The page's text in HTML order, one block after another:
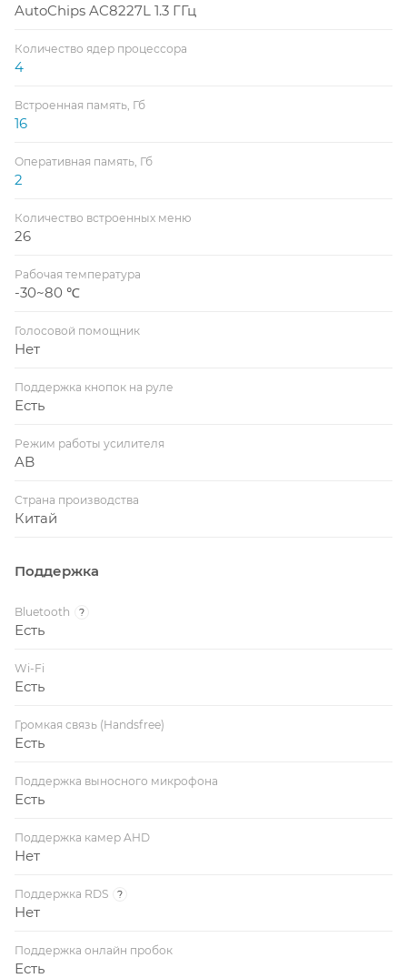
AutoChips AC8227L 1.3 ГГц
Количество ядер процессора
4
Встроенная память, Гб
16
Оперативная память, Гб
2
Количество встроенных меню
26
Рабочая температура
-30~80 ℃
Голосовой помощник
Нет
Поддержка кнопок на руле
Есть
Режим работы усилителя
AB
Страна производства
Китай
Поддержка
Bluetooth ?
Есть
Wi-Fi
Есть
Громкая связь (Handsfree)
Есть
Поддержка выносного микрофона
Есть
Поддержка камер AHD
Нет
Поддержка RDS ?
Нет
Поддержка онлайн пробок
Есть